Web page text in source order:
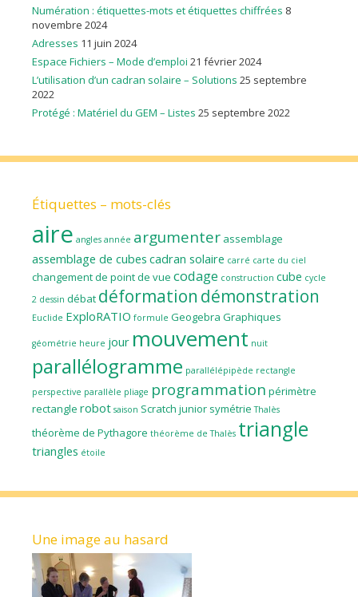
Numération : étiquettes-mots et étiquettes chiffrées 8
novembre 2024
Adresses 11 juin 2024
Espace Fichiers – Mode d’emploi 21 février 2024
L’utilisation d’un cadran solaire – Solutions 25 septembre
2022
Protégé : Matériel du GEM – Listes 25 septembre 2022
Étiquettes – mots-clés
aire angles année argumenter assemblage
assemblage de cubes cadran solaire carré carte du ciel
changement de point de vue codage construction cube cycle
2 dessin débat déformation démonstration
Euclide ExploRATIO formule Geogebra Graphiques
géométrie heure jour mouvement nuit
parallélogramme parallélépipède rectangle
perspective parallèle pliage programmation périmètre
rectangle robot saison Scratch junior symétrie Thalès
théorème de Pythagore théorème de Thalès triangle
triangles étoile
Une image au hasard